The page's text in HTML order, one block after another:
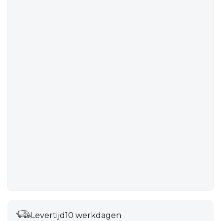
Levertijd10 werkdagen